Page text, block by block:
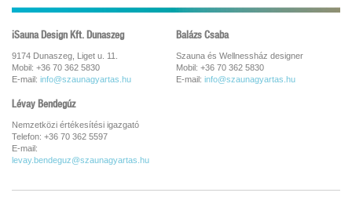
iSauna Design Kft. Dunaszeg
9174 Dunaszeg, Liget u. 11.
Mobil: +36 70 362 5830
E-mail: info@szaunagyartas.hu
Balázs Csaba
Szauna és Wellnessház designer
Mobil: +36 70 362 5830
E-mail: info@szaunagyartas.hu
Lévay Bendegúz
Nemzetközi értékesítési igazgató
Telefon: +36 70 362 5597
E-mail:
levay.bendeguz@szaunagyartas.hu